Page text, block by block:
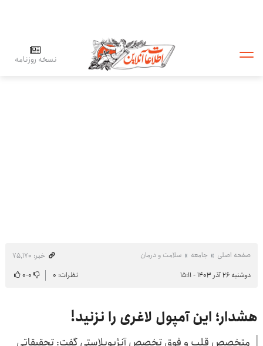
نسخه روزنامه
صفحه اصلی جامعه سلامت و درمان
خبر: ۷۵٬۱۷۰
دوشنبه ۲۶ آذر ۱۴۰۳ - ۱۵:۱۱
نظرات: ۰ ۰-۰
هشدار؛ این آمپول لاغری را نزنید!
متخصص قلب و فوق تخصص آنژیوپلاستی گفت: تحقیقاتی